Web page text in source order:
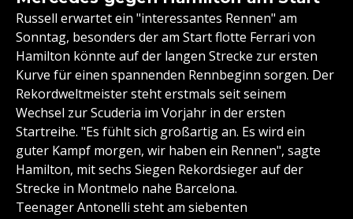
Russell erwartet ein "interessantes Rennen" am
Sonntag, besonders der am Start flotte Ferrari von
Hamilton könnte auf der langen Strecke zur ersten
Kurve für einen spannenden Rennbeginn sorgen. Der
Rekordweltmeister steht erstmals seit seinem
Wechsel zur Scuderia im Vorjahr in der ersten
Startreihe. "Es fühlt sich großartig an. Es wird ein
guter Kampf morgen, wir haben ein Rennen", sagte
Hamilton, mit sechs Siegen Rekordsieger auf der
Strecke in Montmelo nahe Barcelona.
Teenager Antonelli steht am siebenten